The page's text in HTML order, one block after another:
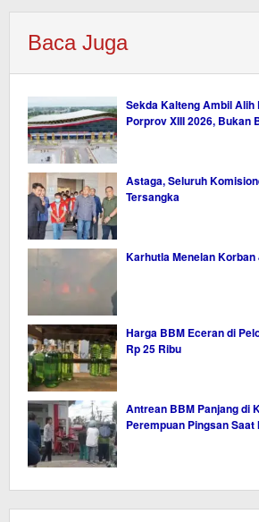
Baca Juga
Sekda Kalteng Ambil
Porprov XIII 2026, Bukan
Astaga, Seluruh
Tersangka
Karhutla Menelan Korban
Harga BBM Eceran di
Rp 25 Ribu
Antrean BBM Panjang di
Perempuan Pingsan Saat